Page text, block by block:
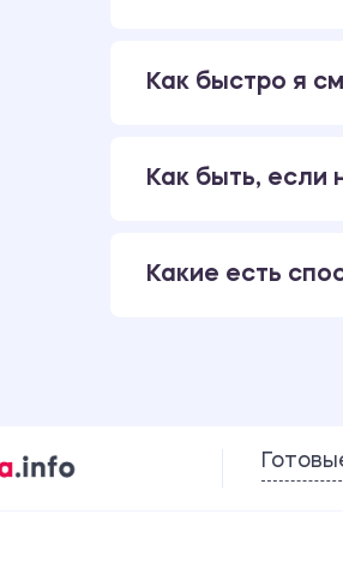
Как быстро я
Как быть, если
Какие есть